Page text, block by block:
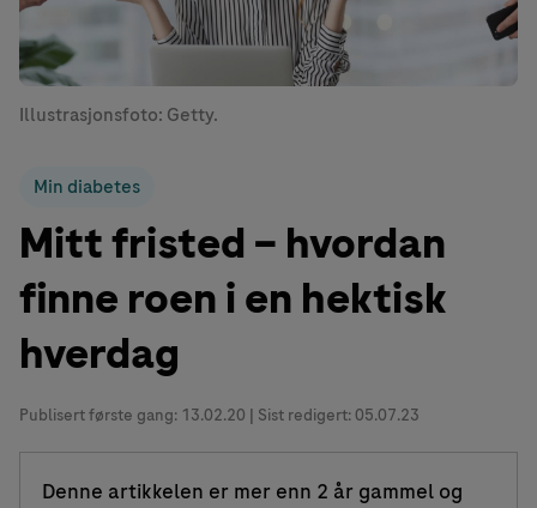
Illustrasjonsfoto: Getty.
Min diabetes
Mitt fristed – hvordan
finne roen i en hektisk
hverdag
Publisert første gang: 13.02.20 | Sist redigert: 05.07.23
Denne artikkelen er mer enn 2 år gammel og